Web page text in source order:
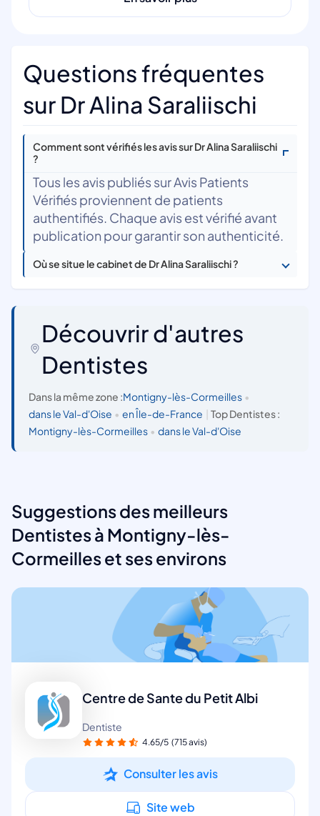
Questions fréquentes
sur Dr Alina Saraliischi
Comment sont vérifiés les avis sur Dr Alina Saraliischi
?
Tous les avis publiés sur Avis Patients
Vérifiés proviennent de patients
authentifiés. Chaque avis est vérifié avant
publication pour garantir son authenticité.
Où se situe le cabinet de Dr Alina Saraliischi ?
Découvrir d'autres
Dentistes
Dans la même zone :Montigny-lès-Cormeilles •
dans le Val-d'Oise • en Île-de-France
Top Dentistes :
Montigny-lès-Cormeilles • dans le Val-d'Oise
Suggestions des meilleurs
Dentistes à Montigny-lès-
Cormeilles et ses environs
Centre de Sante du Petit Albi
Dentiste
4.65/5 (715 avis)
Consulter les avis
Site web